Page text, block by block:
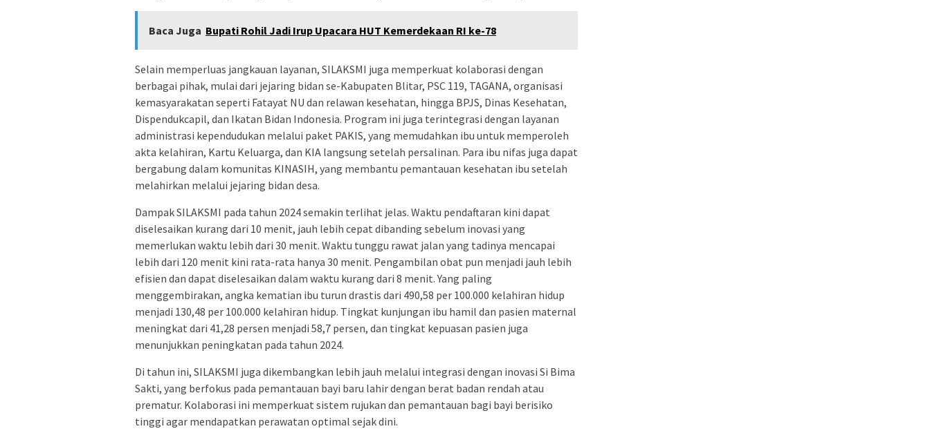
Baca Juga Bupati Rohil Jadi Irup Upacara HUT Kemerdekaan RI ke-78
Selain memperluas jangkauan layanan, SILAKSMI juga memperkuat kolaborasi dengan
berbagai pihak, mulai dari jejaring bidan se-Kabupaten Blitar, PSC 119, TAGANA, organisasi
kemasyarakatan seperti Fatayat NU dan relawan kesehatan, hingga BPJS, Dinas Kesehatan,
Dispendukcapil, dan Ikatan Bidan Indonesia. Program ini juga terintegrasi dengan layanan
administrasi kependudukan melalui paket PAKIS, yang memudahkan ibu untuk memperoleh
akta kelahiran, Kartu Keluarga, dan KIA langsung setelah persalinan. Para ibu nifas juga dapat
bergabung dalam komunitas KINASIH, yang membantu pemantauan kesehatan ibu setelah
melahirkan melalui jejaring bidan desa.
Dampak SILAKSMI pada tahun 2024 semakin terlihat jelas. Waktu pendaftaran kini dapat
diselesaikan kurang dari 10 menit, jauh lebih cepat dibanding sebelum inovasi yang
memerlukan waktu lebih dari 30 menit. Waktu tunggu rawat jalan yang tadinya mencapai
lebih dari 120 menit kini rata-rata hanya 30 menit. Pengambilan obat pun menjadi jauh lebih
efisien dan dapat diselesaikan dalam waktu kurang dari 8 menit. Yang paling
menggembirakan, angka kematian ibu turun drastis dari 490,58 per 100.000 kelahiran hidup
menjadi 130,48 per 100.000 kelahiran hidup. Tingkat kunjungan ibu hamil dan pasien maternal
meningkat dari 41,28 persen menjadi 58,7 persen, dan tingkat kepuasan pasien juga
menunjukkan peningkatan pada tahun 2024.
Di tahun ini, SILAKSMI juga dikembangkan lebih jauh melalui integrasi dengan inovasi Si Bima
Sakti, yang berfokus pada pemantauan bayi baru lahir dengan berat badan rendah atau
prematur. Kolaborasi ini memperkuat sistem rujukan dan pemantauan bagi bayi berisiko
tinggi agar mendapatkan perawatan optimal sejak dini.